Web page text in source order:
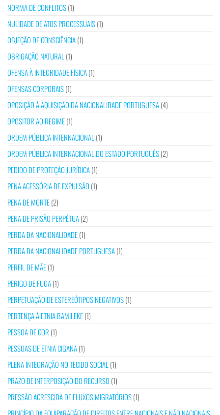
NORMA DE CONFLITOS(1)
NULIDADE DE ATOS PROCESSUAIS(1)
OBJEÇÃO DE CONSCIÊNCIA(1)
OBRIGAÇÃO NATURAL (1)
OFENSA À INTEGRIDADE FÍSICA(1)
OFENSAS CORPORAIS(1)
OPOSIÇÃO À AQUISIÇÃO DA NACIONALIDADE PORTUGUESA(4)
OPOSITOR AO REGIME(1)
ORDEM PÚBLICA INTERNACIONAL (1)
ORDEM PÚBLICA INTERNACIONAL DO ESTADO PORTUGUÊS(2)
PEDIDO DE PROTEÇÃO JURÍDICA(1)
PENA ACESSÓRIA DE EXPULSÃO (1)
PENA DE MORTE(2)
PENA DE PRISÃO PERPÉTUA(2)
PERDA DA NACIONALIDADE(1)
PERDA DA NACIONALIDADE PORTUGUESA(1)
PERFIL DE MÃE(1)
PERIGO DE FUGA(1)
PERPETUAÇÃO DE ESTEREÓTIPOS NEGATIVOS(1)
PERTENÇA À ETNIA BAMILEKE(1)
PESSOA DE COR (1)
PESSOAS DE ETNIA CIGANA(1)
PLENA INTEGRAÇÃO NO TECIDO SOCIAL (1)
PRAZO DE INTERPOSIÇÃO DO RECURSO (1)
PRESSÃO ACRESCIDA DE FLUXOS MIGRATÓRIOS(1)